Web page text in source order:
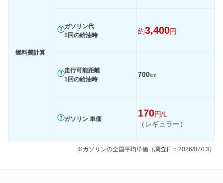
燃料費計算
ガソリン代
1回の給油時
約3,400円
走行可能距離
1回の給油時
700km
ガソリン 単価
170円/L
（レギュラー）
※ガソリンの全国平均単価（調査日：2026/07/13）